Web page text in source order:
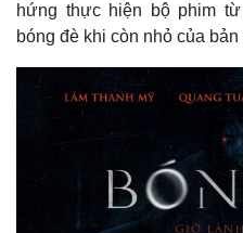
hứng thực hiện bộ phim
bóng đè khi còn nhỏ của bản